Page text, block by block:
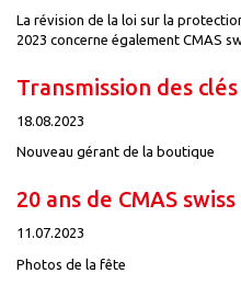
La révision de la loi sur la
2023 concerne également CMAS
Transmission des
18.08.2023
Nouveau gérant de la boutique
20 ans de CMAS
11.07.2023
Photos de la fête